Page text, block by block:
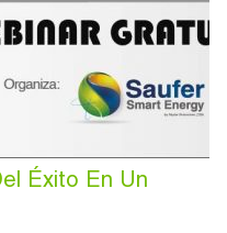
y la política de
Éxito En Un